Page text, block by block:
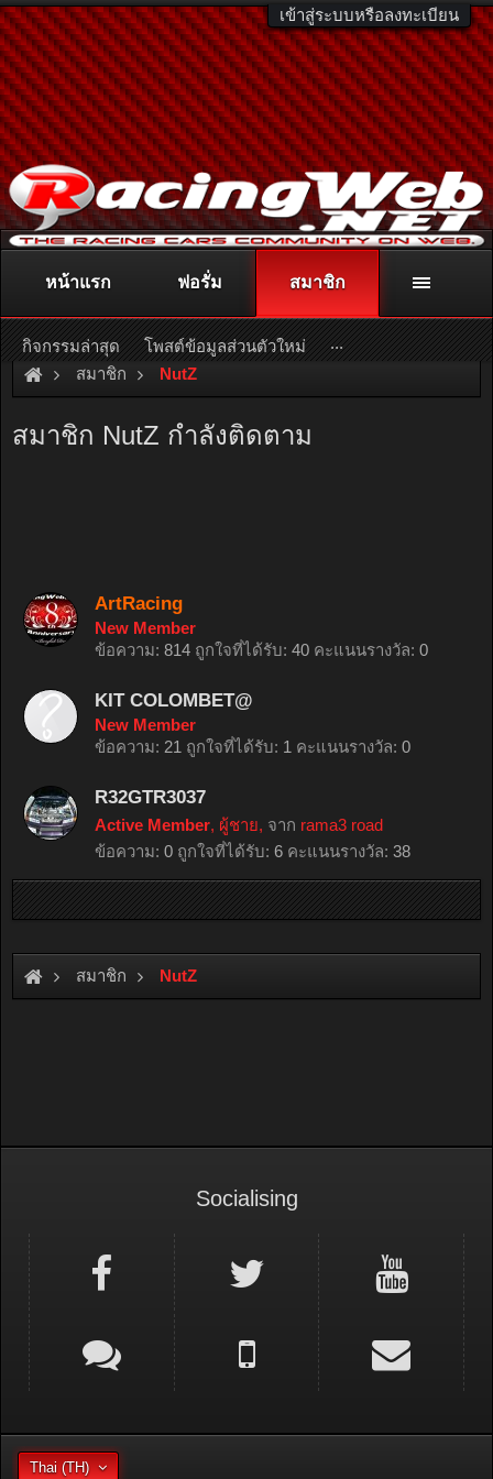
เข้าสู่ระบบหรือลงทะเบียน
ติดต่อลงโฆษณา racingweb@gmail.comหรือโทร. 081-811-1138
หรืออ่านรายละเอียดเพิ่มเติม คลิกที่นี่
สมาชิก NutZ
สมาชิก NutZ กำลังติดตาม
ArtRacing
New Member
ข้อความ: 814 ถูกใจที่ได้รับ: 40 คะแนนรางวัล: 0
KIT COLOMBET@
New Member
ข้อความ: 21 ถูกใจที่ได้รับ: 1 คะแนนรางวัล: 0
R32GTR3037
Active Member, ผู้ชาย, จาก rama3 road
ข้อความ: 0 ถูกใจที่ได้รับ: 6 คะแนนรางวัล: 38
สมาชิก NutZ
หน้าแรก ฟอรั่ม สมาชิก
กิจกรรมล่าสุด โพสต์ข้อมูลส่วนตัวใหม่ ...
Socialising
Thai (TH)